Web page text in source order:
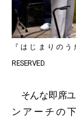
『はじまりのうた
RESERVED.
そんな即席ユ
ンアーチの